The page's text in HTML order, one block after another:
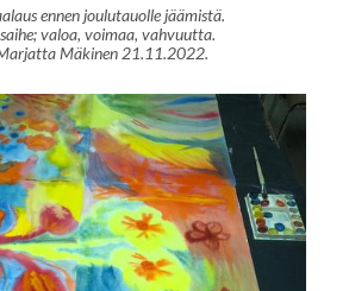
ennen joulutauolle jäämistä.
valoa, voimaa, vahvuutta.
Mäkinen 21.11.2022.